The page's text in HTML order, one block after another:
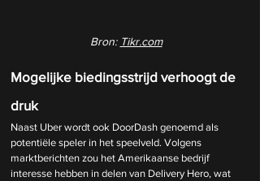
Bron: Tikr.com
Mogelijke biedingsstrijd verhoogt de
druk
Naast Uber wordt ook DoorDash genoemd als
potentiële speler in het speelveld. Volgens
marktberichten zou het Amerikaanse bedrijf
interesse hebben in delen van Delivery Hero, wat